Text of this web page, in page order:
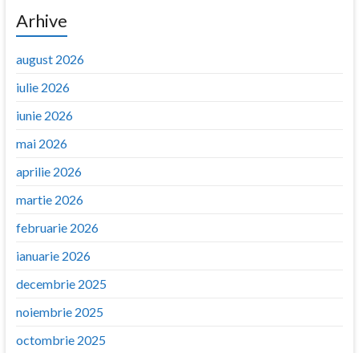
Arhive
august 2026
iulie 2026
iunie 2026
mai 2026
aprilie 2026
martie 2026
februarie 2026
ianuarie 2026
decembrie 2025
noiembrie 2025
octombrie 2025